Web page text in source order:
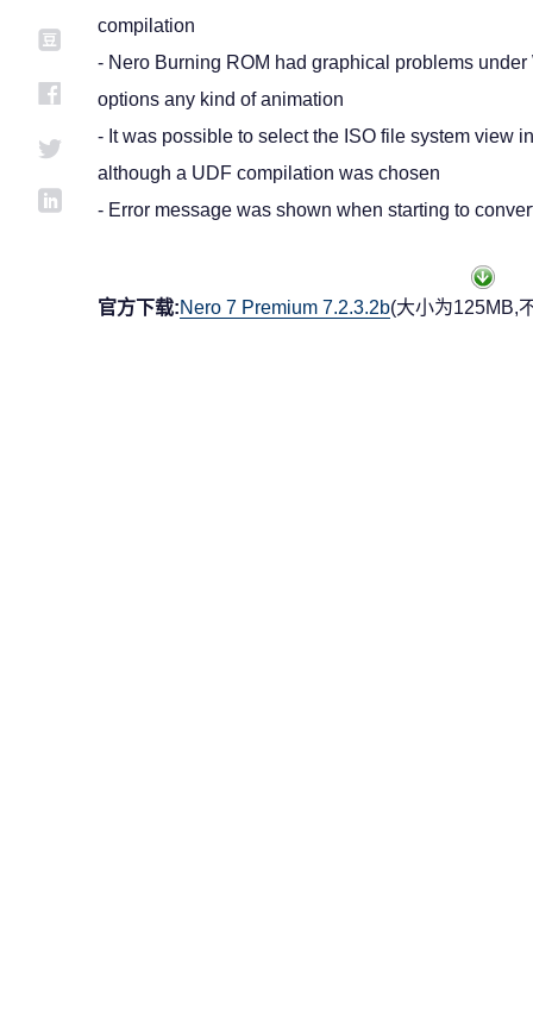
compilation
- Nero Burning ROM had graphical problems
options any kind of animation
- It was possible to select the ISO file system view
although a UDF compilation was chosen
- Error message was shown when starting to
官方下载:Nero 7 Premium 7.2.3.2b(大小为125MB,